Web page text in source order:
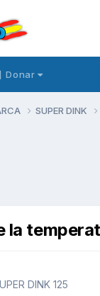
Donar
SUPER DINK
la
DINK 125